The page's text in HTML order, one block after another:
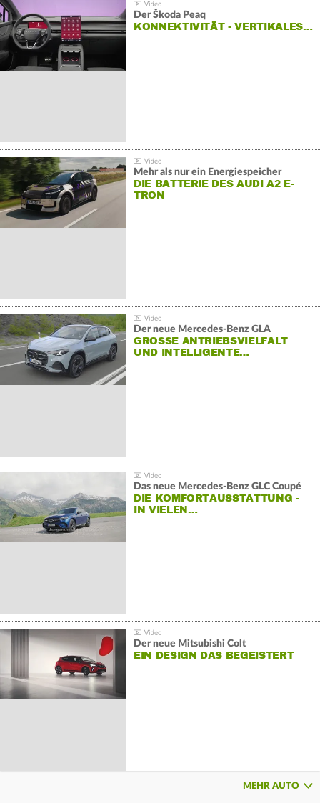
Der Škoda Peaq
KONNEKTIVITÄT - VERTIKALES…
Mehr als nur ein Energiespeicher
DIE BATTERIE DES AUDI A2 E-
TRON
Der neue Mercedes-Benz GLA
GROSSE ANTRIEBSVIELFALT U
ND INTELLIGENTE…
Das neue Mercedes-Benz GLC Coupé
DIE KOMFORTAUSSTATTUNG -
IN VIELEN…
Der neue Mitsubishi Colt
EIN DESIGN DAS BEGEISTERT
MEHR AUTO